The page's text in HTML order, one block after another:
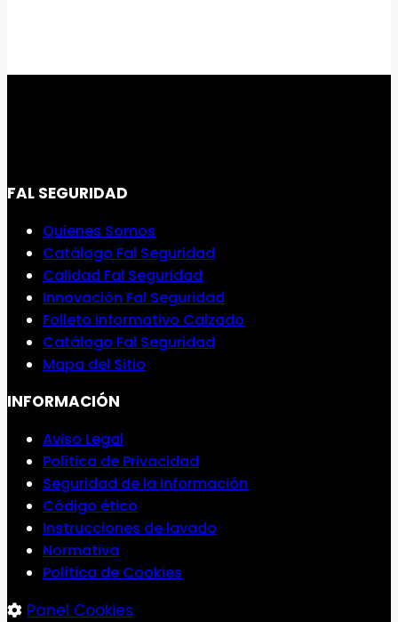
FAL SEGURIDAD
Quienes Somos
Catálogo Fal Seguridad
Calidad Fal Seguridad
Innovación Fal Seguridad
Folleto informativo Calzado
Catálogo Fal Seguridad
Mapa del Sitio
INFORMACIÓN
Aviso Legal
Política de Privacidad
Seguridad de la Información
Código ético
Instrucciones de lavado
Normativa
Política de Cookies
Panel Cookies